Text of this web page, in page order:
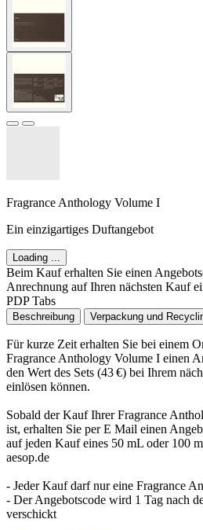
Fragrance Anthology Volume I
Ein einzigartiges Duftangebot
Loading ...
Beim Kauf erhalten Sie einen
Anrechnung auf Ihren nächsten Kauf
PDP Tabs
Beschreibung Verpackung und
Für kurze Zeit erhalten Sie bei einem
Fragrance Anthology Volume I einen
den Wert des Sets (43 €) bei Ihrem
einlösen können.
Sobald der Kauf Ihrer Fragrance
ist, erhalten Sie per E Mail einen
auf jeden Kauf eines 50 mL oder 100
aesop.de
- Jeder Kauf darf nur eine Fragrance
- Der Angebotscode wird 1 Tag nach
verschickt